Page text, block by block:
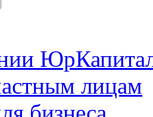
лицам